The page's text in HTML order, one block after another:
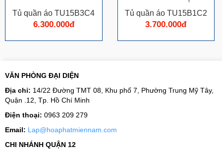
Tủ quần áo TU15B3C4
6.300.000đ
Tủ quần áo TU15B1C2
3.700.000đ
VĂN PHÒNG ĐẠI DIỆN
Địa chỉ: 14/22 Đường TMT 08, Khu phố 7, Phường Trung Mỹ Tây,
Quận .12, Tp. Hồ Chí Minh
Điện thoại: 0963 209 279
Email: Lap@hoaphatmiennam.com
CHI NHÁNH QUẬN 12